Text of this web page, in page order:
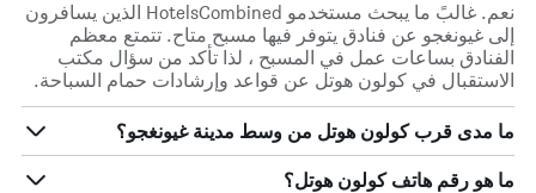
نعم. غالبً ما يبحث مستخدمو HotelsCombined الذين يسافرون
إلى غيونغجو عن فنادق يتوفر فيها مسبح متاح. تتمتع معظم
الفنادق بساعات عمل في المسبح ، لذا تأكد من سؤال مكتب
الاستقبال في كولون هوتل عن قواعد وإرشادات حمام السباحة.
ما مدى قرب كولون هوتل من وسط مدينة غيونغجو؟
ما هو رقم هاتف كولون هوتل؟